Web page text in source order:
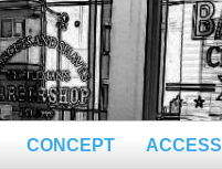
CONCEPT ACCESS